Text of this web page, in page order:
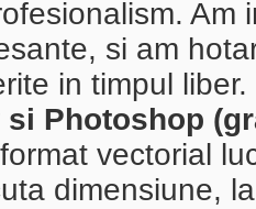
Am
si am
in timpul
si Photoshop
vectorial
dimensiune,